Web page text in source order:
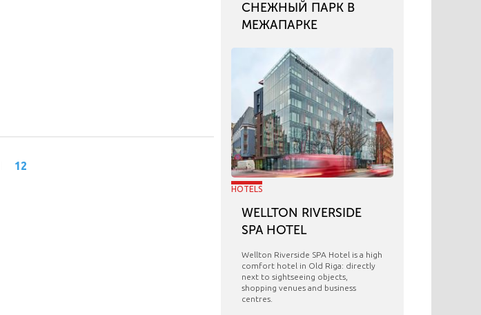
12
СНЕЖНЫЙ ПАРК В
МЕЖАПАРКЕ
HOTELS
WELLTON RIVERSIDE
SPA HOTEL
Wellton Riverside SPA Hotel is a high
comfort hotel in Old Riga: directly
next to sightseeing objects,
shopping venues and business
centres.